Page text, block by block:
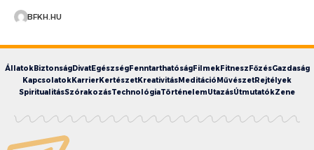
BFKH.HU
ÁllatokBiztonságDivatEgészségFenntarthatóságFilmekFitnesz FőzésGazdaság
KapcsolatokKarrierKertészetKreativitásMeditáció MűvészetRejtélyek
SpiritualitásSzórakozásTechnológiaTörténelemUtazásÚtmutatókZene